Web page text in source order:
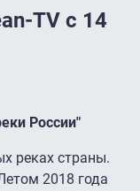
TV с 14
России"
реках страны.
2018 года